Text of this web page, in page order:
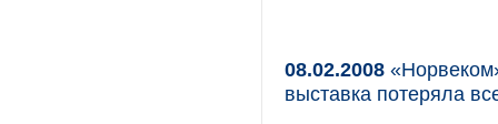
08.02.2008
выставка потеряла